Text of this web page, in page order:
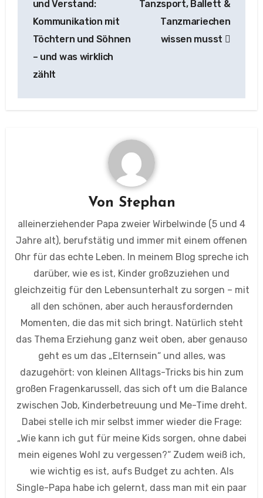
und Verstand:
Kommunikation mit
Töchtern und Söhnen
– und was wirklich
zählt
Tanzsport, Ballett &
Tanzmariechen
wissen musst
Von Stephan
alleinerziehender Papa zweier Wirbelwinde (5 und 4
Jahre alt), berufstätig und immer mit einem offenen
Ohr für das echte Leben. In meinem Blog spreche ich
darüber, wie es ist, Kinder großzuziehen und
gleichzeitig für den Lebensunterhalt zu sorgen – mit
all den schönen, aber auch herausfordernden
Momenten, die das mit sich bringt. Natürlich steht
das Thema Erziehung ganz weit oben, aber genauso
geht es um das „Elternsein“ und alles, was
dazugehört: von kleinen Alltags-Tricks bis hin zum
großen Fragenkarussell, das sich oft um die Balance
zwischen Job, Kinderbetreuung und Me-Time dreht.
Dabei stelle ich mir selbst immer wieder die Frage:
„Wie kann ich gut für meine Kids sorgen, ohne dabei
mein eigenes Wohl zu vergessen?“ Zudem weiß ich,
wie wichtig es ist, aufs Budget zu achten. Als
Single-Papa habe ich gelernt, dass man mit ein paar